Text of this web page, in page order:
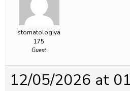
stomatologiya
175
Guest
12/05/2026 at